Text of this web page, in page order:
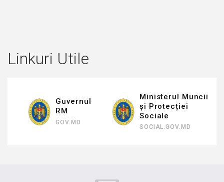
Linkuri Utile
Guvernul
RM
GOV.MD
Ministerul Muncii
și Protecției
Sociale
SOCIAL.GOV.MD